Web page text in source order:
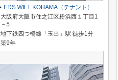
FDS WILL KOHAMA（テナント）
大阪府大阪市住之江区粉浜西１丁目1
－5
地下鉄四つ橋線「玉出」駅 徒歩1分
築9年